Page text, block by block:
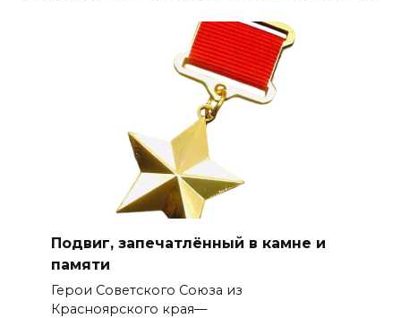
Подвиг, запечатлённый в камне и
памяти
Герои Советского Союза из
Красноярского края—